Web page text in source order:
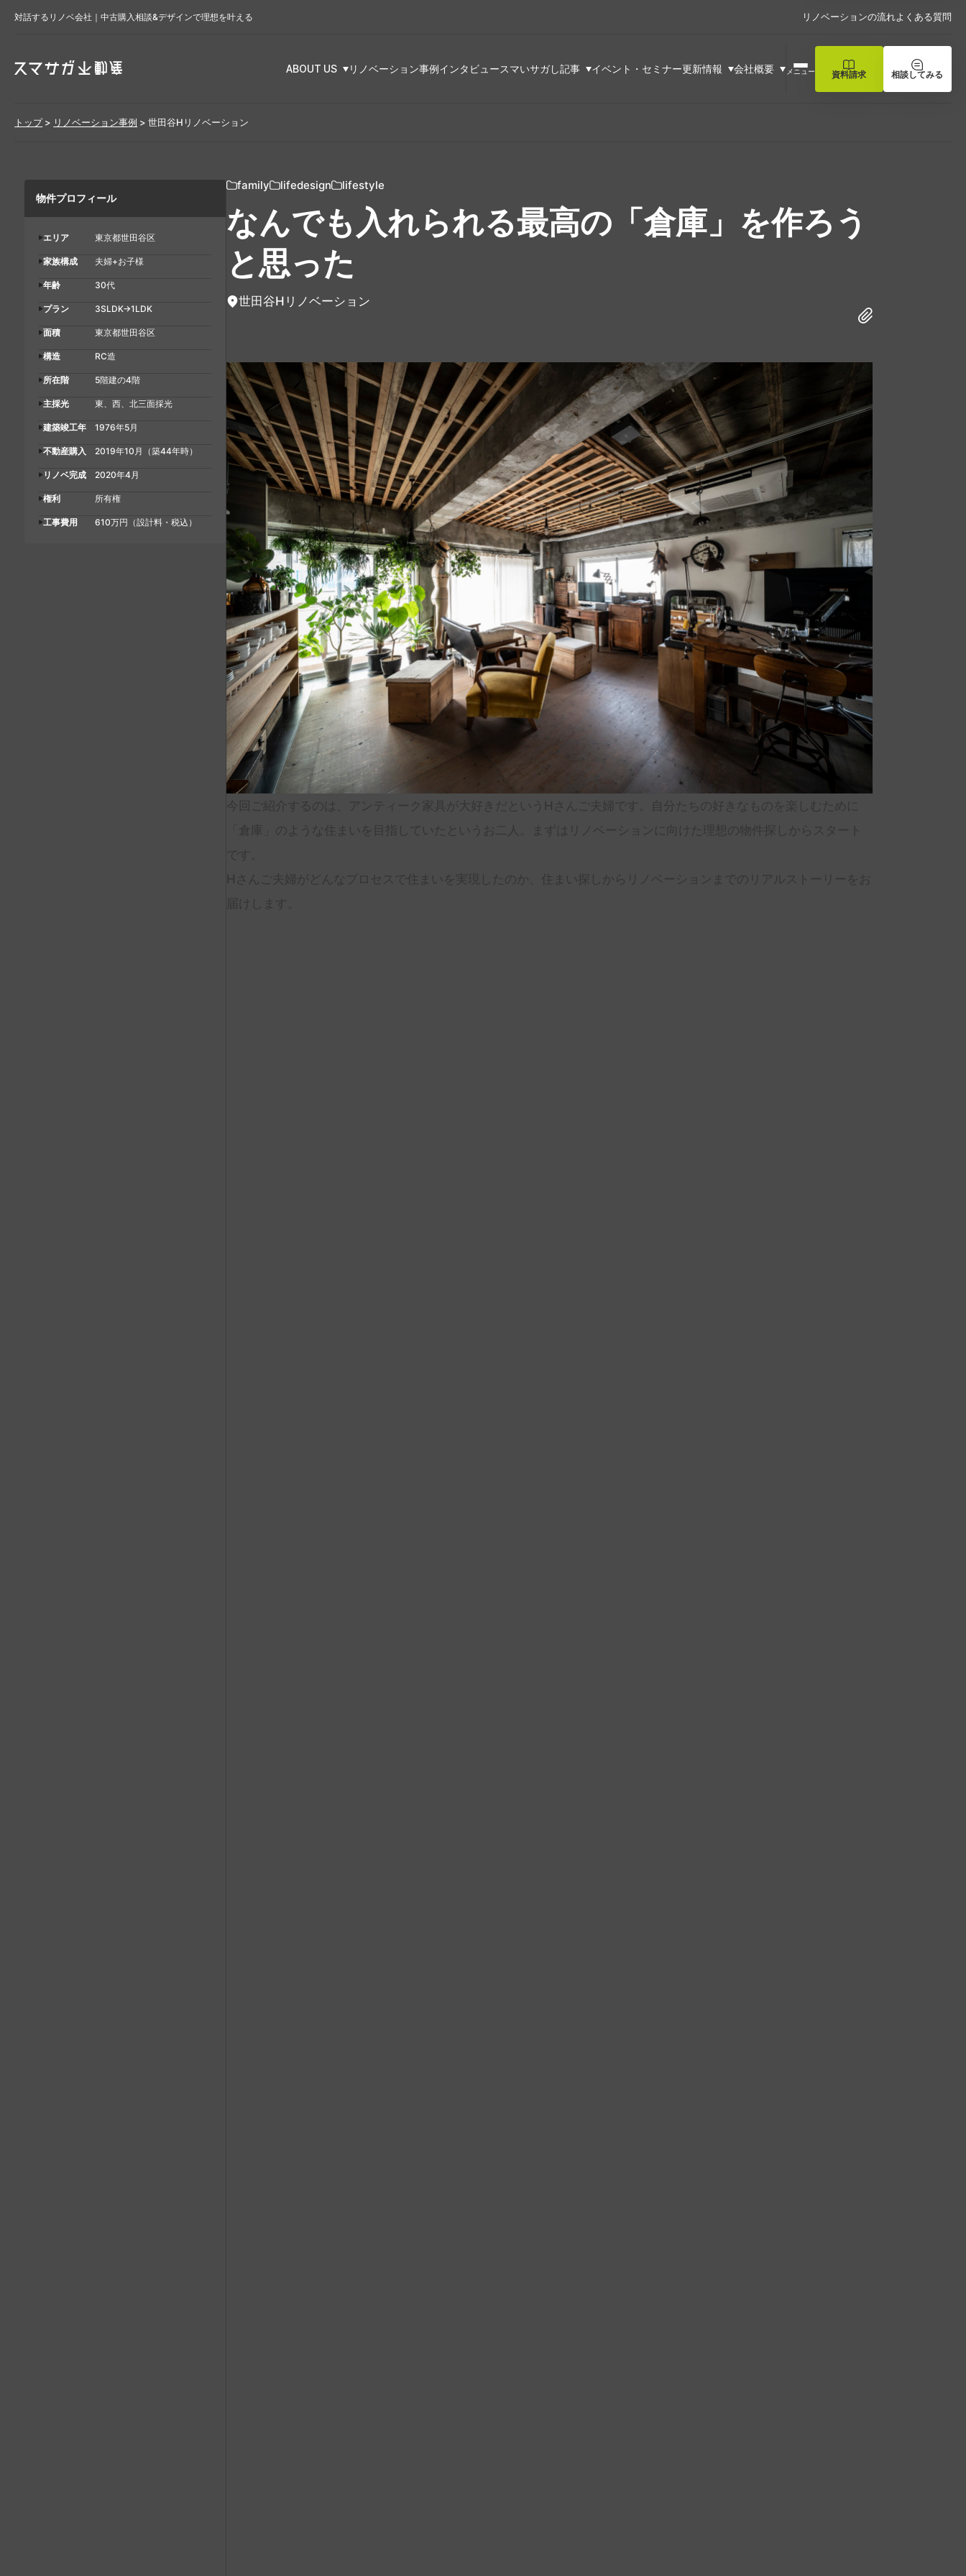
対話するリノベ会社｜中古購入相談&デザインで理想を叶える リノベーションの流れよくある質問
ABOUT US リノベーション事例インタビュースマいサガし記事 イベント・セミナー更新情報 会社概要 メニュー 資料請求 相談してみる
トップ> リノベーション事例 >世田谷Hリノベーション
物件プロフィール
エリア 東京都世田谷区
家族構成 夫婦+お子様
年齢 30代
プラン 3SLDK→1LDK
面積 東京都世田谷区
構造 RC造
所在階 5階建の4階
主採光 東、西、北三面採光
建築竣工年 1976年5月
不動産購入 2019年10月（築44年時）
リノベ完成 2020年4月
権利 所有権
工事費用 610万円（設計料・税込）
family lifedesign lifestyle
なんでも入れられる最高の「倉庫」を作ろう
と思った
世田谷Hリノベーション
今回ご紹介するのは、アンティーク家具が大好きだというHさんご夫婦です。自分たちの好きなものを楽しむために
「倉庫」のような住まいを目指していたというお二人。まずはリノベーションに向けた理想の物件探しからスタート
Hさんご夫婦がどんなプロセスで住まいを実現したのか、住まい探しからリノベーションまでのリアルストーリーをお
届けします。